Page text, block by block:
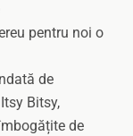
pentru noi o
de
Bitsy,
de